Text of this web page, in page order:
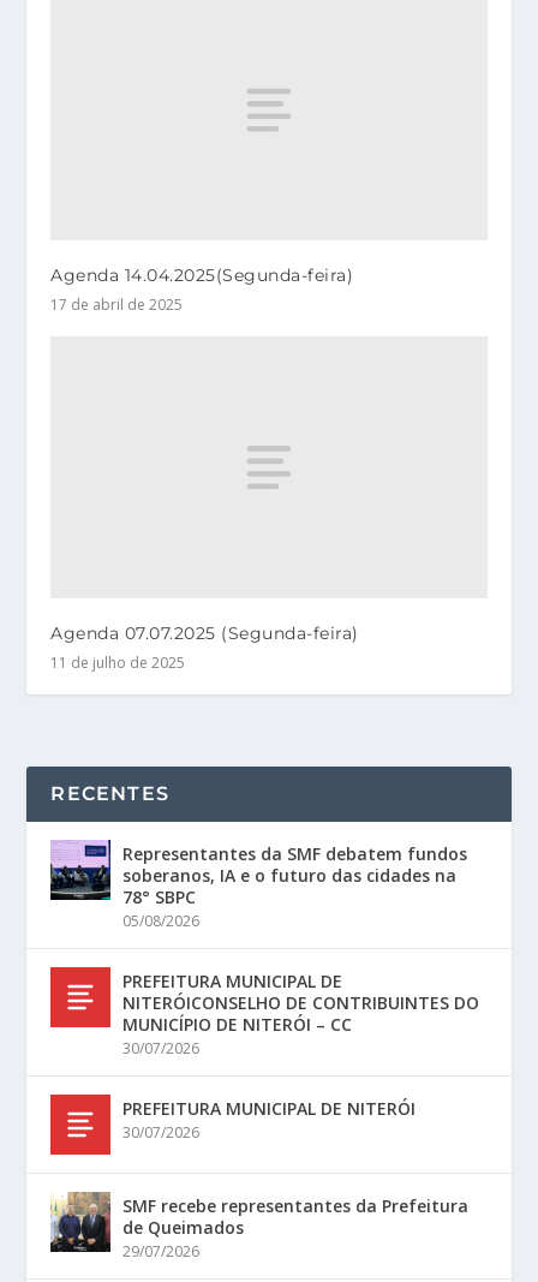
Agenda 14.04.2025(Segunda-feira)
17 de abril de 2025
Agenda 07.07.2025 (Segunda-feira)
11 de julho de 2025
RECENTES
Representantes da SMF debatem fundos
soberanos, IA e o futuro das cidades na
78° SBPC
05/08/2026
PREFEITURA MUNICIPAL DE
NITERÓICONSELHO DE CONTRIBUINTES DO
MUNICÍPIO DE NITERÓI – CC
30/07/2026
PREFEITURA MUNICIPAL DE NITERÓI
30/07/2026
SMF recebe representantes da Prefeitura
de Queimados
29/07/2026